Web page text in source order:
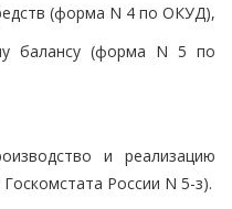
(форма N 4 по ОКУД),
балансу (форма N 5 по
и реализацию
России N 5-з).